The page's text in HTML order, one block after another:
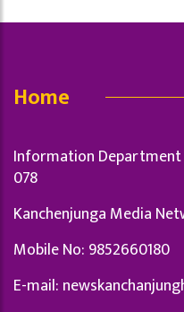
Home
Information Department
078
Kanchenjunga Media
Mobile No: 9852660180
E-mail: